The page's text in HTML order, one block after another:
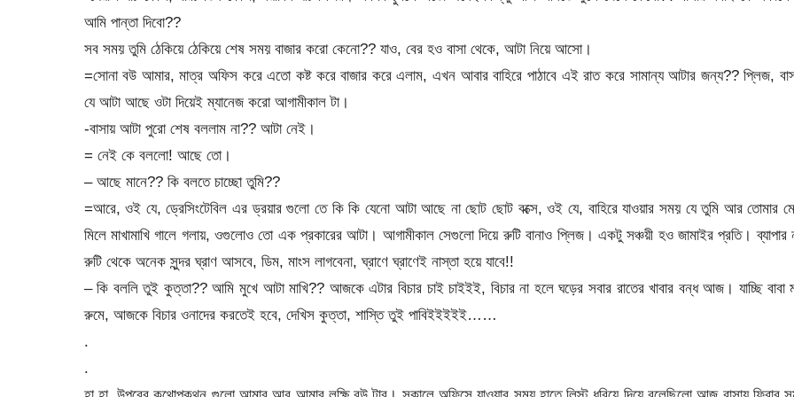
আমি পান্তা দিবো??
সব সময় তুমি ঠেকিয়ে ঠেকিয়ে শেষ সময় বাজার করো কেনো?? যাও, বের হও বাসা থেকে, আটা নিয়ে আসো।
=সোনা বউ আমার, মাত্র অফিস করে এতো কষ্ট করে বাজার করে এলাম, এখন আবার বাহিরে পাঠাবে এই রাত করে সামান্য আটার জন্য?? প্লিজ,
যে আটা আছে ওটা দিয়েই ম্যানেজ করো আগামীকাল টা।
-বাসায় আটা পুরো শেষ বললাম না?? আটা নেই।
= নেই কে বললো! আছে তো।
– আছে মানে?? কি বলতে চাচ্ছো তুমি??
=আরে, ওই যে, ড্রেসিংটেবিল এর ড্রয়ার গুলো তে কি কি যেনো আটা আছে না ছোট ছোট বক্সে, ওই যে, বাহিরে যাওয়ার সময় যে তুমি আর তোমার
মিলে মাখামাখি গালে গলায়, ওগুলোও তো এক প্রকারের আটা। আগামীকাল সেগুলো দিয়ে রুটি বানাও প্লিজ। একটু সঞ্চয়ী হও জামাইর প্রতি। ব্যাপার
রুটি থেকে অনেক সুন্দর ঘ্রাণ আসবে, ডিম, মাংস লাগবেনা, ঘ্রাণে ঘ্রাণেই নাস্তা হয়ে যাবে!!
– কি বললি তুই কুত্তা?? আমি মুখে আটা মাখি?? আজকে এটার বিচার চাই চাইইই, বিচার না হলে ঘড়ের সবার রাতের খাবার বন্ধ আজ। যাচ্ছি বাবা
রুমে, আজকে বিচার ওনাদের করতেই হবে, দেখিস কুত্তা, শাস্তি তুই পাবিইইইইই……
.
.